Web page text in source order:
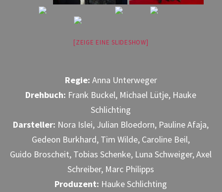
[ZEIGE EINE SLIDESHOW]
Regie: Anna Unterweger
Drehbuch: Frank Buckel, Michael Lütje, Hauke
Schlichting
Darsteller: Nora Islei, Julian Bloedorn, Pauline Afaja,
Gedeon Burkhard, Tim Wilde, Caroline Beil,
Guido Broscheit, Tobias Schenke, Luna Schweiger, Axel
Schreiber, Marc Philipps
Produzent: Hauke Schlichting